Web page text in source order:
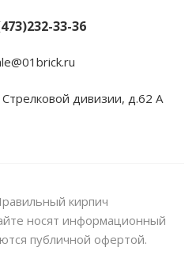
33-36
дивизии, д.62 А
кирпич
носят информационный
публичной офертой.